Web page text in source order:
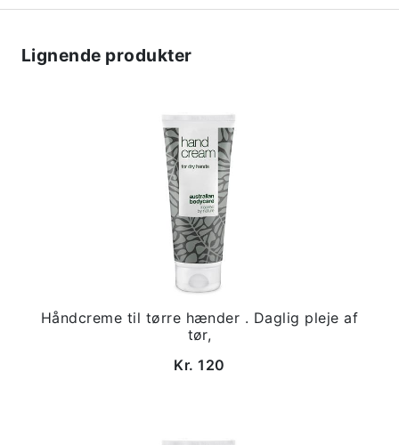
Lignende produkter
Håndcreme til tørre hænder . Daglig pleje af
tør,
Kr. 120